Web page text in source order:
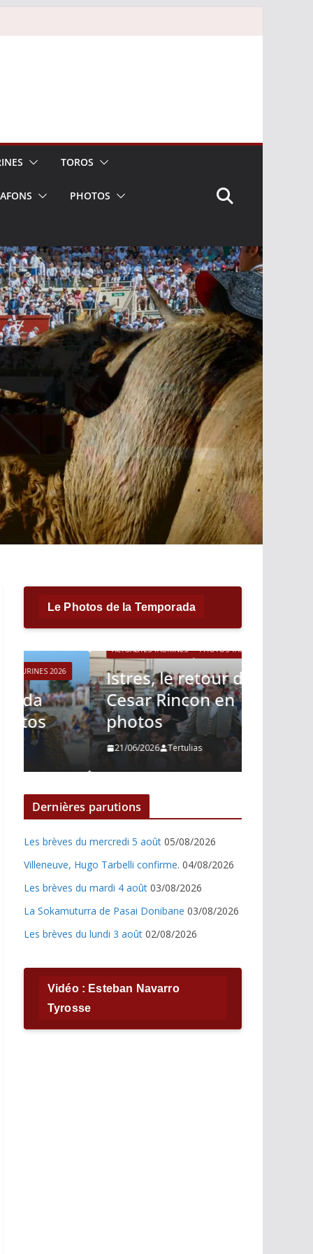
TOROS
PHOTOS
Le Photos de la Temporada
ACTUALITÉS TAURINES PHOTOS TAURINES 2026
Istres, le retour de
Cesar Rincon en
photos
21/06/2026 Tertulias
Dernières parutions
Les brèves du mercredi 5 août 05/08/2026
Villeneuve, Hugo Tarbelli confirme. 04/08/2026
Les brèves du mardi 4 août 03/08/2026
La Sokamuturra de Pasai Donibane 03/08/2026
Les brèves du lundi 3 août 02/08/2026
Vidéo : Esteban Navarro
Tyrosse